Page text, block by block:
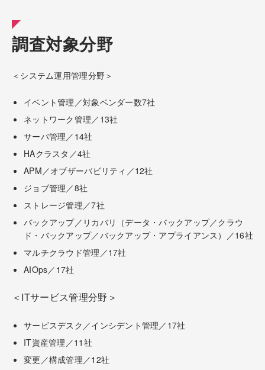
調査対象分野
＜システム運用管理分野＞
イベント管理／対象ベンダー数7社
ネットワーク管理／13社
サーバ管理／14社
HAクラスタ／4社
APM／オブザーバビリティ／12社
ジョブ管理／8社
ストレージ管理／7社
バックアップ／リカバリ（データ・バックアップ／クラウ
ド・バックアップ／バックアップ・アプライアンス）／16社
マルチクラウド管理／17社
AIOps／17社
＜ITサービス管理分野＞
サービスデスク／インシデント管理／17社
IT資産管理／11社
変更／構成管理／12社